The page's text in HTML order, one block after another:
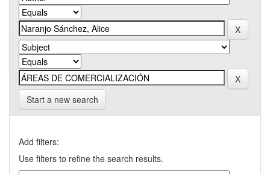
Start a new search
Add filters:
Use filters to refine the search results.